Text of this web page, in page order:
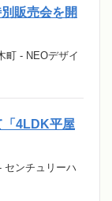
販売会を開
町 - NEOデザイ
「4LDK平屋
センチュリーハ